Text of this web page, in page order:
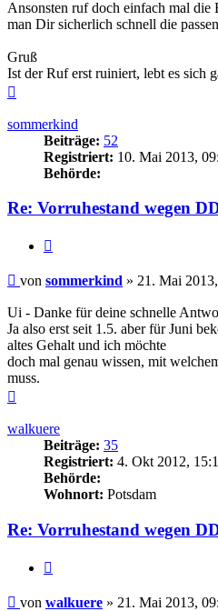
Ansonsten ruf doch einfach mal die
man Dir sicherlich schnell die
Gruß
Ist der Ruf erst ruiniert, lebt es sich
sommerkind
Beiträge: 52
Registriert: 10. Mai 2013,
Behörde:
Re: Vorruhestand wegen
Beitrag
von sommerkind » 21. Mai
Ui - Danke für deine schnelle
Ja also erst seit 1.5. aber für Juni
altes Gehalt und ich möchte
doch mal genau wissen, mit
muss.
walkuere
Beiträge: 35
Registriert: 4. Okt 2012,
Behörde:
Wohnort: Potsdam
Re: Vorruhestand wegen
Beitrag
von walkuere » 21. Mai 2013,